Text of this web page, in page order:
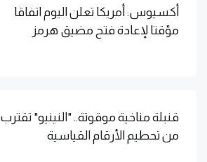
أكسيوس: أمريكا تعلن اليوم اتفاقا
مؤقتا لإعادة فتح مضيق هرمز
قنبلة مناخية موقوتة.. "النينيو" تقترب
من تحطيم الأرقام القياسية